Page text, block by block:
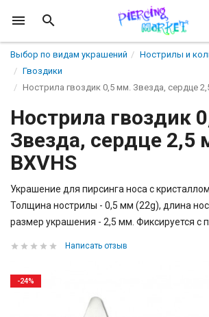
Выбор по видам украшений
Нострилы и
Гвоздики
Нострила гвоздик 0,5 мм. Звезда, сердце
Нострила гвоздик
Звезда, сердце 2,5
BXVHS
Украшение для пирсинга носа с
Толщина нострилы - 0,5 мм (22g), длина
размер украшения - 2,5 мм. Фиксируется с
Написать отзыв
-24%